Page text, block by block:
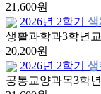
21,600원
2026년 2학기
색
생활과학과3학년
20,200원
2026년 2학기
생
공통교양과목3학년